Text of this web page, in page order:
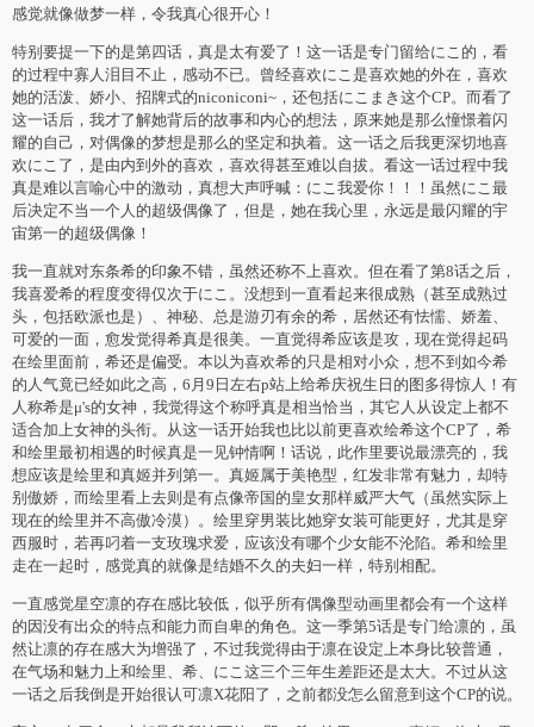
感觉就像做梦一样，令我真心很开心！
特别要提一下的是第四话，真是太有爱了！这一话是专门留给にこ的，看
的过程中寡人泪目不止，感动不已。曾经喜欢にこ是喜欢她的外在，喜欢
她的活泼、娇小、招牌式的niconiconi~，还包括にこまき这个CP。而看了
这一话后，我才了解她背后的故事和内心的想法，原来她是那么憧憬着闪
耀的自己，对偶像的梦想是那么的坚定和执着。这一话之后我更深切地喜
欢にこ了，是由内到外的喜欢，喜欢得甚至难以自拔。看这一话过程中我
真是难以言喻心中的激动，真想大声呼喊：にこ我爱你！！！虽然にこ最
后决定不当一个人的超级偶像了，但是，她在我心里，永远是最闪耀的宇
宙第一的超级偶像！
我一直就对东条希的印象不错，虽然还称不上喜欢。但在看了第8话之后，
我喜爱希的程度变得仅次于にこ。没想到一直看起来很成熟（甚至成熟过
头，包括欧派也是）、神秘、总是游刃有余的希，居然还有怯懦、娇羞、
可爱的一面，愈发觉得希真是很美。一直觉得希应该是攻，现在觉得起码
在绘里面前，希还是偏受。本以为喜欢希的只是相对小众，想不到如今希
的人气竟已经如此之高，6月9日左右p站上给希庆祝生日的图多得惊人！有
人称希是μ's的女神，我觉得这个称呼真是相当恰当，其它人从设定上都不
适合加上女神的头衔。从这一话开始我也比以前更喜欢绘希这个CP了，希
和绘里最初相遇的时候真是一见钟情啊！话说，此作里要说最漂亮的，我
想应该是绘里和真姬并列第一。真姬属于美艳型，红发非常有魅力，却特
别傲娇，而绘里看上去则是有点像帝国的皇女那样威严大气（虽然实际上
现在的绘里并不高傲冷漠）。绘里穿男装比她穿女装可能更好，尤其是穿
西服时，若再叼着一支玫瑰求爱，应该没有哪个少女能不沦陷。希和绘里
走在一起时，感觉真的就像是结婚不久的夫妇一样，特别相配。
一直感觉星空凛的存在感比较低，似乎所有偶像型动画里都会有一个这样
的因没有出众的特点和能力而自卑的角色。这一季第5话是专门给凛的，虽
然让凛的存在感大为增强了，不过我觉得由于凛在设定上本身比较普通，
在气场和魅力上和绘里、希、にこ这三个三年生差距还是太大。不过从这
一话之后我倒是开始很认可凛X花阳了，之前都没怎么留意到这个CP的说。